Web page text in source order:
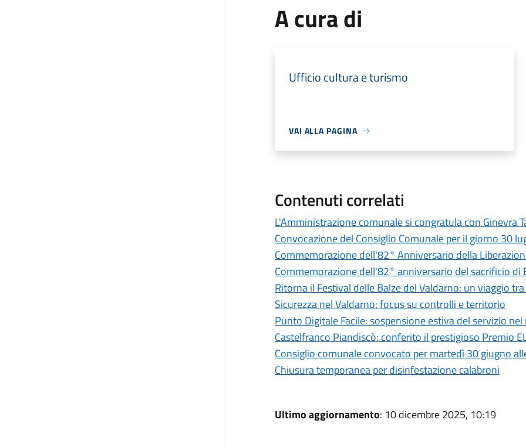
A cura di
Ufficio cultura e turismo
VAI ALLA PAGINA
Contenuti correlati
L'Amministrazione comunale si congratula con Ginevra
Convocazione del Consiglio Comunale per il giorno 30
Commemorazione dell'82° Anniversario della
Commemorazione dell'82° anniversario del sacrificio di
Ritorna il Festival delle Balze del Valdarno: un viaggio
Sicurezza nel Valdarno: focus su controlli e territorio
Punto Digitale Facile: sospensione estiva del servizio
Castelfranco Piandiscò: conferito il prestigioso Premio
Consiglio comunale convocato per martedì 30 giugno
Chiusura temporanea per disinfestazione calabroni
Ultimo aggiornamento: 10 dicembre 2025, 10:19